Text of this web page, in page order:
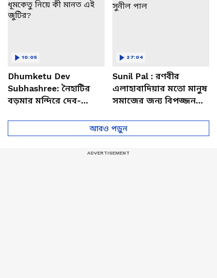
Dhumketu Dev
Subhashree: নৈহাটির
বড়মার মন্দিরে দেব-
10:05
Sunil Pal : রণবীর
এলাহাবাদিয়ার মতো মানুষ
সমাজের জন্য বিপজ্জনক :
27:04
আরও পড়ুন